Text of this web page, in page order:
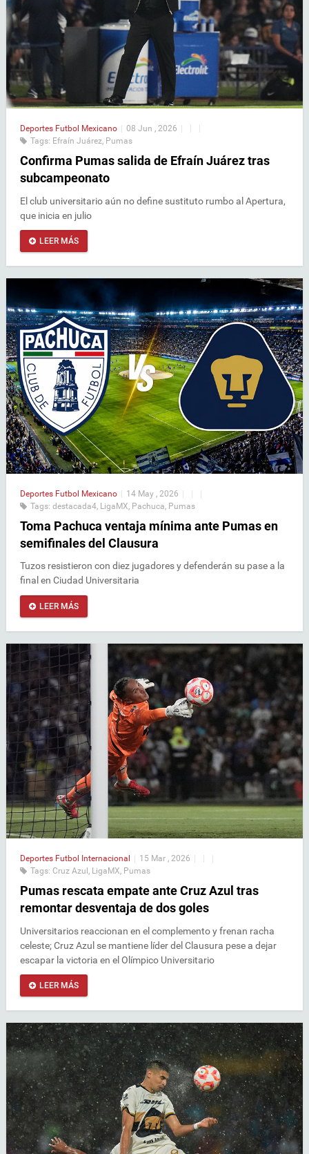
Deportes Futbol Mexicano 08 Jun , 2026
Tags: Efraín Juárez, Pumas
Confirma Pumas salida de Efraín Juárez tras
subcampeonato
El club universitario aún no define sustituto rumbo al Apertura,
que inicia en julio
LEER MÁS
Deportes Futbol Mexicano | 14 May , 2026 | |
|
Tags: destacada4 LigaMX Pachuca Pumas
Toma Pachuca ventaja mínima ante Pumas en
semifinales del Clausura
Tuzos resistieron con diez jugadores y defenderán su pase a la
final en Ciudad Universitaria
LEER MÁS
Deportes Futbol Internacional 15 Mar , 2026
Tags: Cruz Azul , LigaMX, Pumas
Pumas rescata empate ante Cruz Azul tras
remontar desventaja de dos goles
Universitarios reaccionan en el complemento y frenan racha
celeste; Cruz Azul se mantiene líder del Clausura pese a dejar
escapar la victoria en el Olímpico Universitario
LEER MÁS